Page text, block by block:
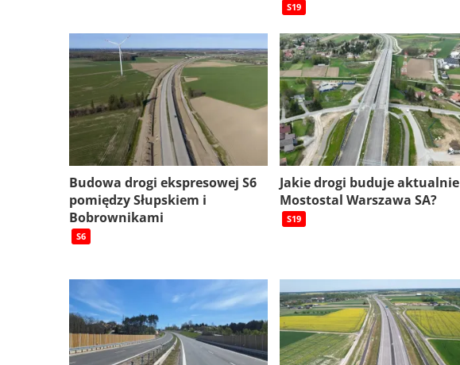
S19
Budowa drogi ekspresowej S6
pomiędzy Słupskiem i
Bobrownikami
S6
Jakie drogi buduje aktualnie
Mostostal Warszawa SA?
S19